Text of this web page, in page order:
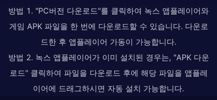
방법 1. "PC버전 다운로드"를 클릭하여 녹스 앱플레이어와
게임 APK 파일을 한 번에 다운로드할 수 있습니다. 다운로
드한 후 앱플레이어 가동이 가능합니다.
방법 2. 녹스 앱플레이어가 이미 설치된 경우는, "APK 다운
로드" 클릭하여 파일을 다운로드 후에 해당 파일을 앱플레
이어에 드래그하시면 자동 설치 가능합니다.